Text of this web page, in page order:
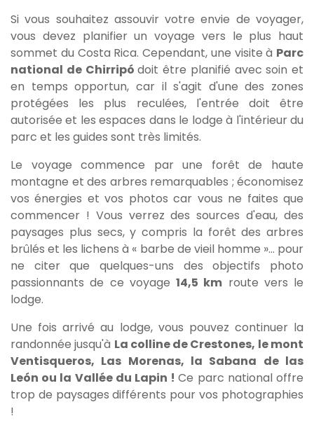
Si vous souhaitez assouvir votre envie de voyager,
vous devez planifier un voyage vers le plus haut
sommet du Costa Rica. Cependant, une visite à Parc
national de Chirripódoit être planifié avec soin et
en temps opportun, car il s'agit d'une des zones
protégées les plus reculées, l'entrée doit être
autorisée et les espaces dans le lodge à l'intérieur du
parc et les guides sont très limités.
Le voyage commence par une forêt de haute
montagne et des arbres remarquables ; économisez
vos énergies et vos photos car vous ne faites que
commencer ! Vous verrez des sources d'eau, des
paysages plus secs, y compris la forêt des arbres
brûlés et les lichens à « barbe de vieil homme »… pour
ne citer que quelques-uns des objectifs photo
passionnants de ce voyage 14,5 km route vers le
lodge.
Une fois arrivé au lodge, vous pouvez continuer la
randonnée jusqu'à La colline de Crestones, le mont
Ventisqueros, Las Morenas, la Sabana de las
León ou la Vallée du Lapin !Ce parc national offre
trop de paysages différents pour vos photographies
!